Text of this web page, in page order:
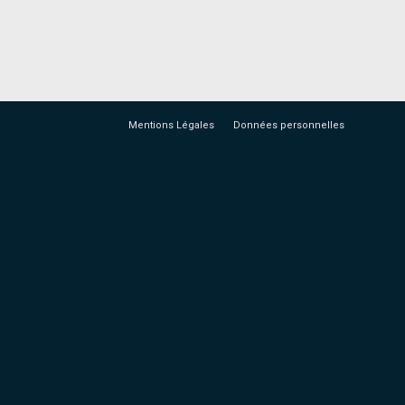
Mentions Légales Données personnelles